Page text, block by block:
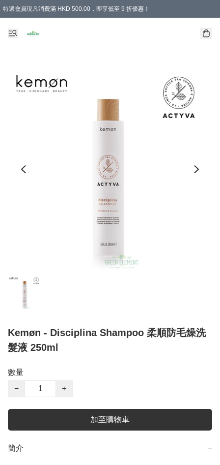
特選會員現凡消費滿 HKD 500.00，即享低至 9 折優惠！
Kemøn - Disciplina Shampoo 柔順防毛燥洗
髮液 250ml
數量
−
+
加至購物車
簡介 −